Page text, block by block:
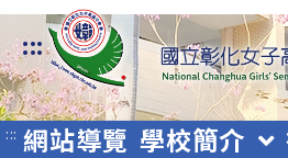
跳
轉
至
主
:::
::: 網站導覽 學校簡介